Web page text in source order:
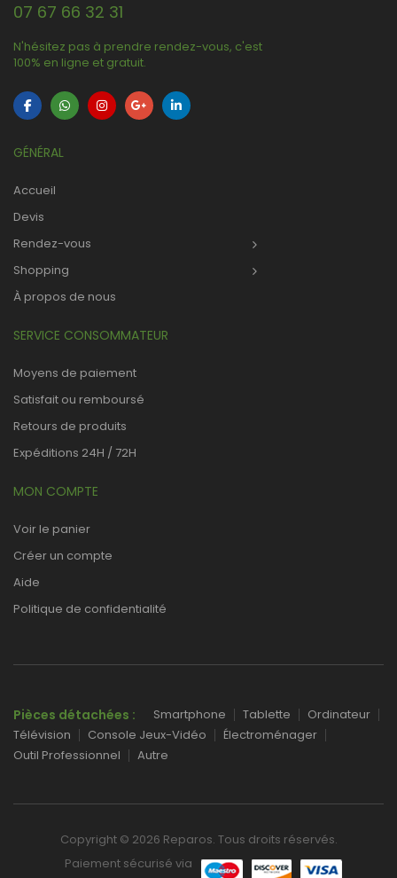
07 67 66 32 31
N'hésitez pas à prendre rendez-vous, c'est
100% en ligne et gratuit.
GÉNÉRAL
Accueil
Devis
Rendez-vous
Shopping
À propos de nous
SERVICE CONSOMMATEUR
Moyens de paiement
Satisfait ou remboursé
Retours de produits
Expéditions 24H / 72H
MON COMPTE
Voir le panier
Créer un compte
Aide
Politique de confidentialité
Pièces détachées : Smartphone Tablette
Ordinateur
Télévision
Console Jeux-Vidéo
Électroménager
Outil Professionnel
Autre
Copyright © 2026 Reparos. Tous droits réservés.
Paiement sécurisé via